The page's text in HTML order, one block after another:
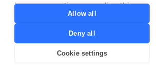
have any questions regarding this,
privacy@tradedoubler.com
dpo@tradedoubler.com
read more about our data processing
Allow all
Deny all
Cookie settings